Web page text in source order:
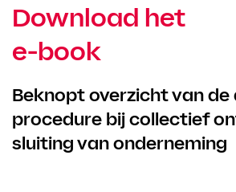
Download het
e-book
Beknopt overzicht van de
procedure bij collectief
sluiting van onderneming